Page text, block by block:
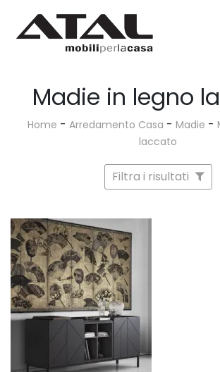
Madie in legno
Home - Arredamento Casa - Madie -
laccato
Filtra i risultati